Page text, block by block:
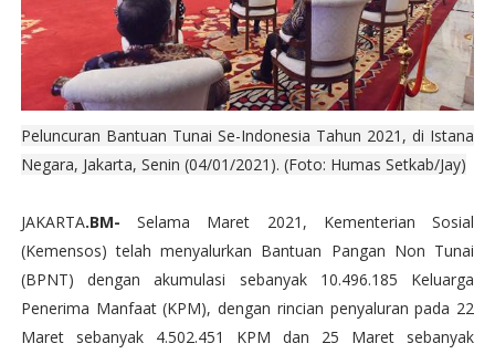
Peluncuran Bantuan Tunai Se-Indonesia Tahun 2021, di Istana
Negara, Jakarta, Senin (04/01/2021). (Foto: Humas Setkab/Jay)
JAKARTA.BM- Selama Maret 2021, Kementerian Sosial
(Kemensos) telah menyalurkan Bantuan Pangan Non Tunai
(BPNT) dengan akumulasi sebanyak 10.496.185 Keluarga
Penerima Manfaat (KPM), dengan rincian penyaluran pada 22
Maret sebanyak 4.502.451 KPM dan 25 Maret sebanyak